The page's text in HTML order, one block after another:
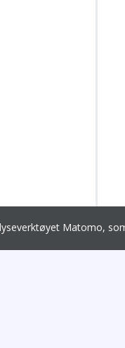
Matomo,